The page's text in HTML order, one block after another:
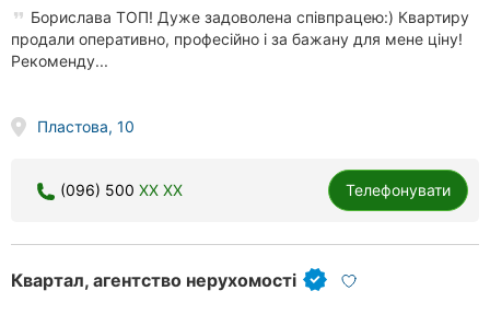
Борислава ТОП! Дуже задоволена співпрацею:) Квартиру
продали оперативно, професійно і за бажану для мене ціну!
Рекоменду...
Пластова, 10
(096) 500 XX XX Телефонувати
Квартал, агентство нерухомості